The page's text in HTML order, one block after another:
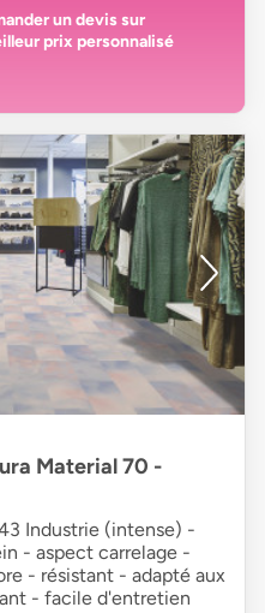
un devissur
prix personnalisé
Material 70 -
Industrie (intense) -
- aspect carrelage -
- résistant - adapté aux
- facile d'entretien